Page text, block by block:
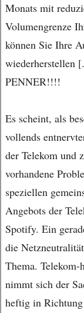
Monats mit
Volumengrenze
können Sie Ihre
PENNER!!!!
Es scheint, als
vollends
der Telekom und
vorhandene
speziellen
Angebots der
Spotify. Ein
die
Thema.
nimmt sich der
heftig in